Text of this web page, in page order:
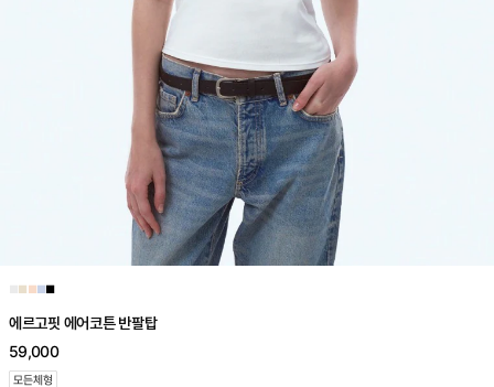
■■■■
에르고핏 에어코튼 반팔탑
59,000